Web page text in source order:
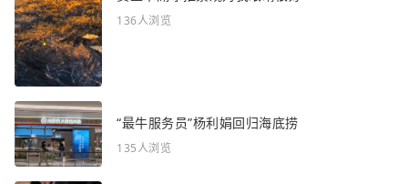
136人浏览
“最牛服务员”杨利娟回归海底捞
135人浏览